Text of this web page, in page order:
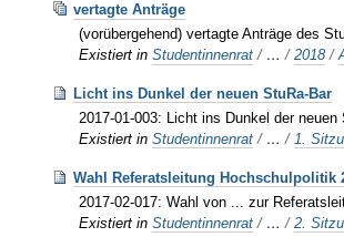
vertagte Anträge
(vorübergehend) vertagte Anträge des
Existiert in Studentinnenrat / …/2018 /
Licht ins Dunkel der neuen StuRa-Bar
2017-01-003: Licht ins Dunkel der neuen
Existiert in Studentinnenrat / …/1.
Wahl Referatsleitung Hochschulpolitik
2017-02-017: Wahl von ... zur
Existiert in Studentinnenrat / …/2.